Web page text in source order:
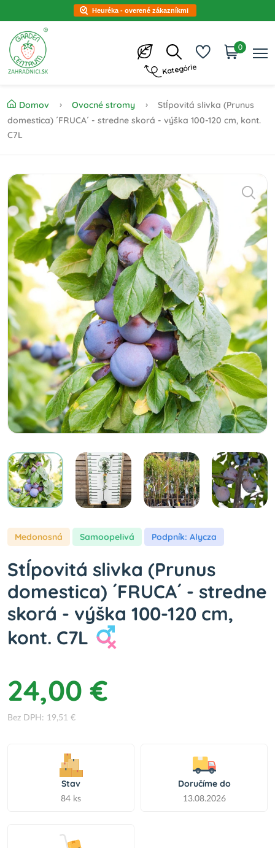
Heuréka - overené zákazníkmi
Kategórie
0
Domov Ovocné stromy
Stĺpovitá slivka (Prunus
domestica) ´FRUCA´ - stredne skorá - výška 100-120 cm, kont.
C7L
Medonosná samoopelivá Podpník: Alycza
Stĺpovitá slivka (Prunus
domestica) ´FRUCA´ - stredne
skorá - výška 100-120 cm,
kont. C7L
24,00 €
Bez DPH: 19,51 €
Stav
84 ks
Doručíme do
13.08.2026